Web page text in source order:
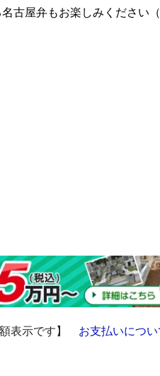
古屋弁もお楽しみください（
額表示です】 お支払いにつ